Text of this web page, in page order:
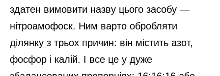
здатен вимовити назву цього засобу —
нітроамофоск. Ним варто обробляти
ділянку з трьох причин: він містить азот,
фосфор і калій. І все це у дуже